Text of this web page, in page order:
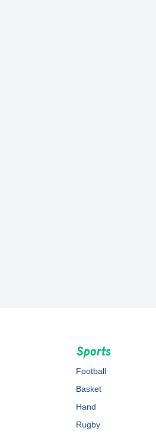
Sports
Football
Basket
Hand
Rugby